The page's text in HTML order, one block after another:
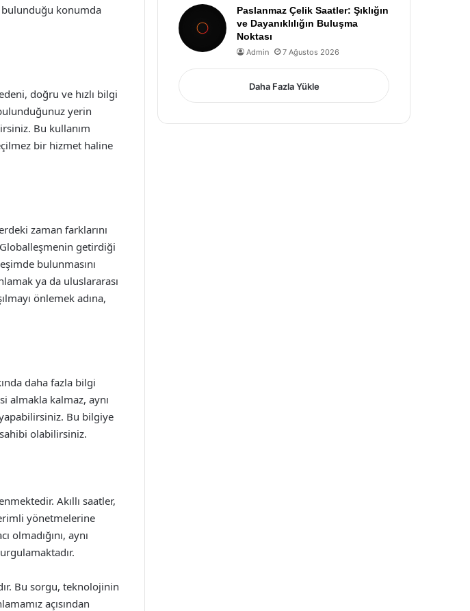
bulunduğu konumda
doğru ve hızlı bilgi
yerin
Bu kullanım
bir hizmet haline
zaman farklarını
getirdiği
bulunmasını
ya da uluslararası
önlemek adına,
daha fazla bilgi
almakla kalmaz, aynı
Bu bilgiye
olabilirsiniz.
Akıllı saatler,
yönetmelerine
olmadığını, aynı
Bu sorgu, teknolojinin
açısından
Paslanmaz Çelik Saatler: Şıklığın
ve Dayanıklılığın Buluşma
Noktası
Admin 7 Ağustos 2026
Daha Fazla Yükle